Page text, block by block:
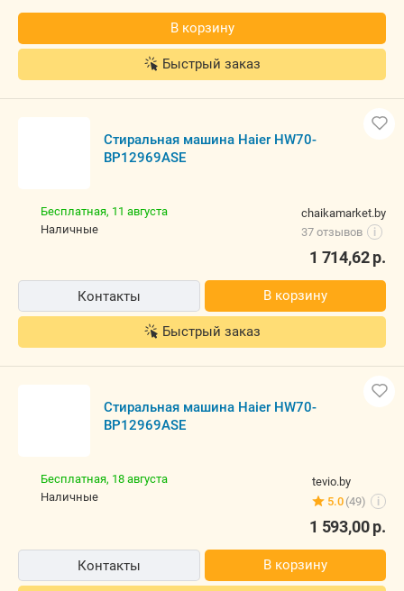
В корзину
Быстрый заказ
Стиральная машина Haier HW70-
BP12969ASE
chaikamarket.by
37 отзывов
i
Бесплатная, 11 августа
наличные
1 714,62р.
Контакты В корзину
Быстрый заказ
Стиральная машина Haier HW70-
BP12969ASE
tevio.by
5.0 (49) i
Бесплатная, 18 августа
наличные
1 593,00р.
Контакты В корзину